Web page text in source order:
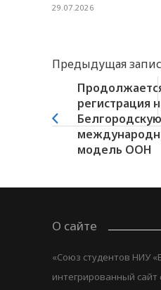
29.07.2026
Предыдущая
регистрация
Белгородскую
модель ООН
О сайте
«Союз студентов НИУ
интегрированный сайт